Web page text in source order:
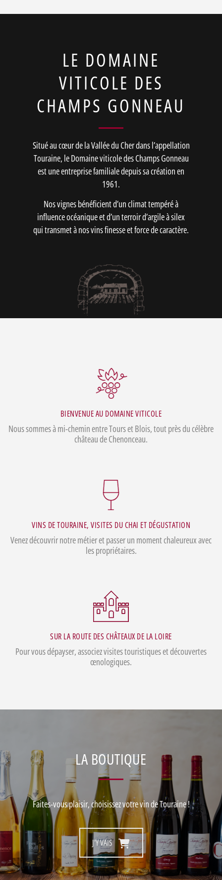
LE DOMAINE
VITICOLE DES
CHAMPS GONNEAU
Situé au cœur de la Vallée du Cher dans l’appellation
Touraine, le Domaine viticole des Champs Gonneau
est une entreprise familiale depuis sa création en
1961.
Nos vignes bénéficient d’un climat tempéré à
influence océanique et d’un terroir d’argile à silex
qui transmet à nos vins finesse et force de caractère.
BIENVENUE AU DOMAINE VITICOLE
Nous sommes à mi-chemin entre Tours et Blois, tout près du célèbre
château de Chenonceau.
VINS DE TOURAINE, VISITES DU CHAI ET DÉGUSTATION
Venez découvrir notre métier et passer un moment chaleureux avec
les propriétaires.
SUR LA ROUTE DES CHÂTEAUX DE LA LOIRE
Pour vous dépayser, associez visites touristiques et découvertes
œnologiques.
LA BOUTIQUE
Faites-vous plaisir, choisissez votre vin de Touraine !
J'Y VAIS